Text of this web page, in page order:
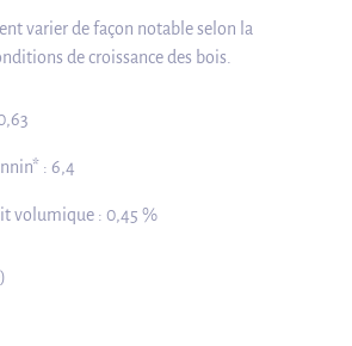
varier de façon notable selon la
de croissance des bois.
: 6,4
volumique : 0,45 %